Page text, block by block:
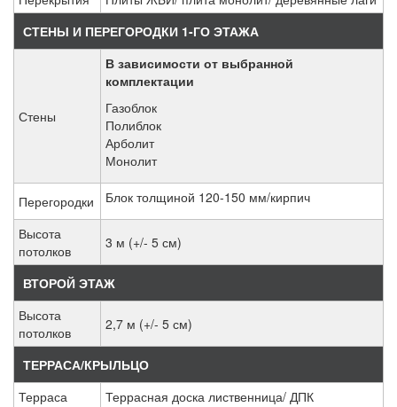
СТЕНЫ И ПЕРЕГОРОДКИ 1-ГО ЭТАЖА
Стены
В зависимости от выбранной
комплектации
Газоблок
Полиблок
Арболит
Монолит
Перегородки Блок толщиной 120-150 мм/кирпич
Высота
потолков
3 м (+/- 5 см)
ВТОРОЙ ЭТАЖ
Высота
потолков
2,7 м (+/- 5 см)
ТЕРРАСА/КРЫЛЬЦО
Терраса
Террасная доска лиственница/ ДПК